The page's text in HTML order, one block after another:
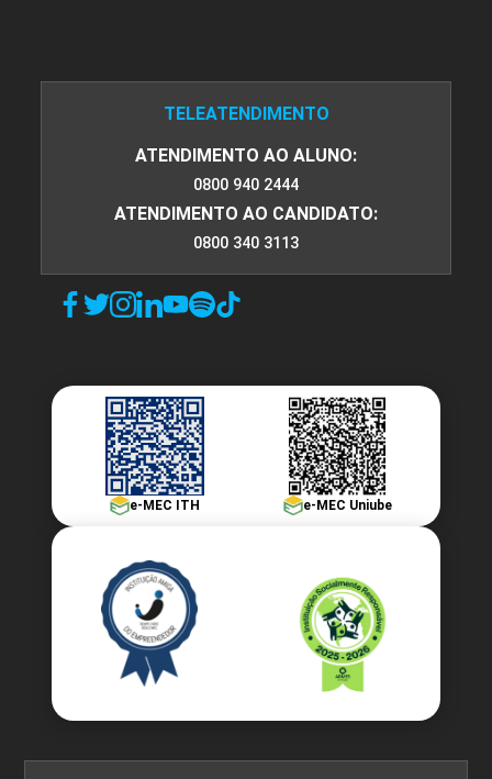
TELEATENDIMENTO
ATENDIMENTO AO ALUNO:
0800 940 2444
ATENDIMENTO AO CANDIDATO:
0800 340 3113
e-MEC ITH e-MEC Uniube